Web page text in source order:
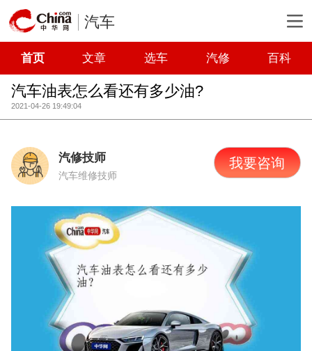
汽车
首页 文章 选车 汽修 百科
汽车油表怎么看还有多少油?
2021-04-26 19:49:04
汽修技师
汽车维修技师
我要咨询